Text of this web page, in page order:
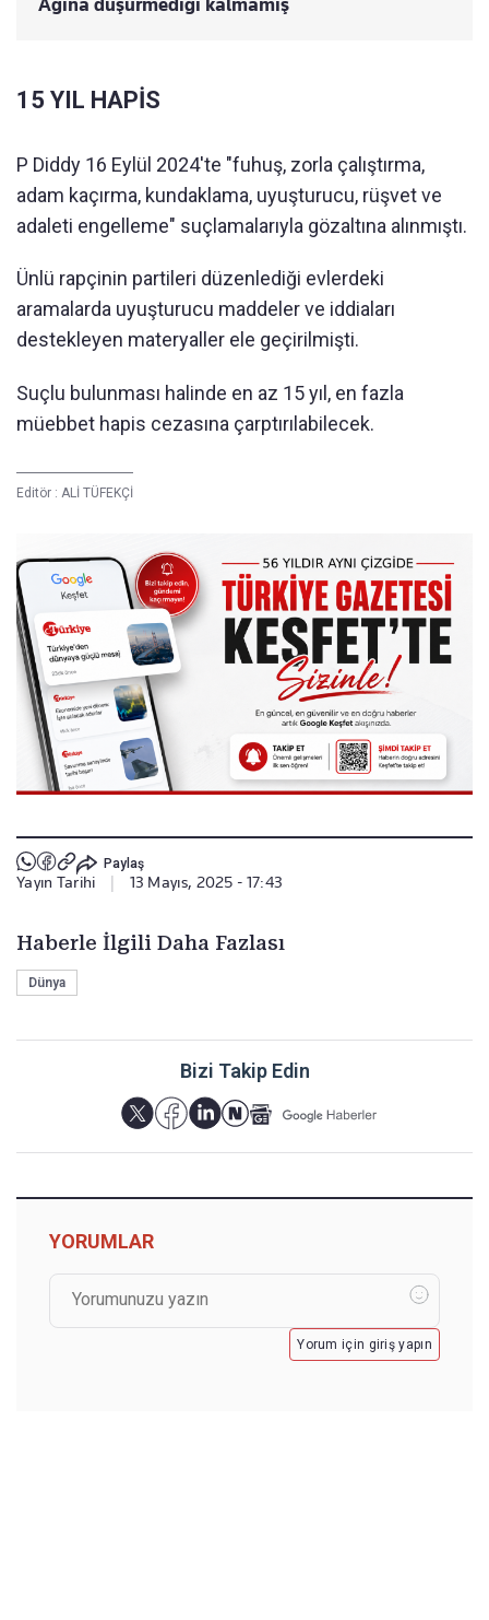
15 YIL HAPİS
P Diddy 16 Eylül 2024'te "fuhuş, zorla çalıştırma,
adam kaçırma, kundaklama, uyuşturucu, rüşvet ve
adaleti engelleme" suçlamalarıyla gözaltına alınmıştı.
Ünlü rapçinin partileri düzenlediği evlerdeki
aramalarda uyuşturucu maddeler ve iddiaları
destekleyen materyaller ele geçirilmişti.
Suçlu bulunması halinde en az 15 yıl, en fazla
müebbet hapis cezasına çarptırılabilecek.
Editör : ALİ TÜFEKÇİ
Paylaş
Yayın Tarihi 13 Mayıs, 2025 - 17:43
Haberle İlgili Daha Fazlası
Dünya
Bizi Takip Edin
YORUMLAR
Yorum için giriş yapın